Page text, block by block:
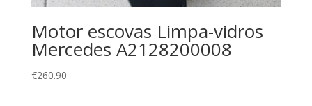
Motor escovas Limpa-vidros
Mercedes A2128200008
€260.90